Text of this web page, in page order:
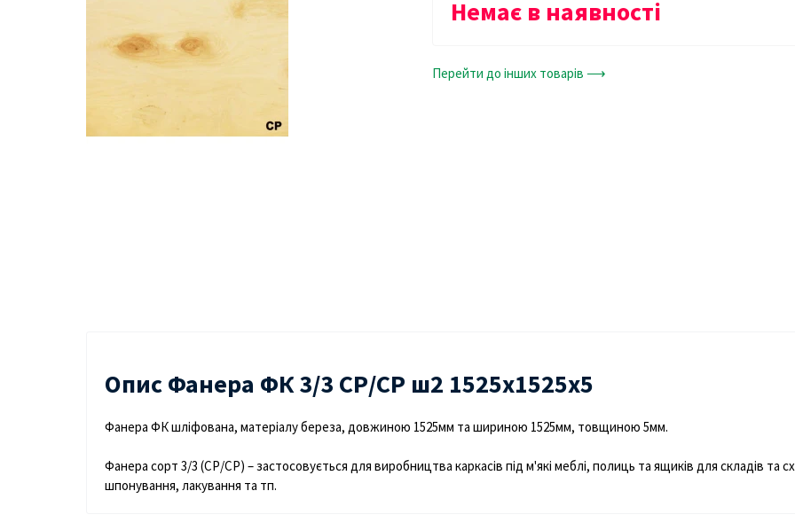
Немає в наявності
Перейти до інших товарів ⟶
Опис Фанера ФК 3/3 СР/СР ш2 1525х1525х5
Фанера ФК шліфована, матеріалу береза, довжиною 1525мм та шириною 1525мм, товщиною 5мм.
Фанера сорт 3/3 (СР/СР) – застосовується для виробництва каркасів під м'які меблі, полиць та ящиків для складів
шпонування, лакування та тп.